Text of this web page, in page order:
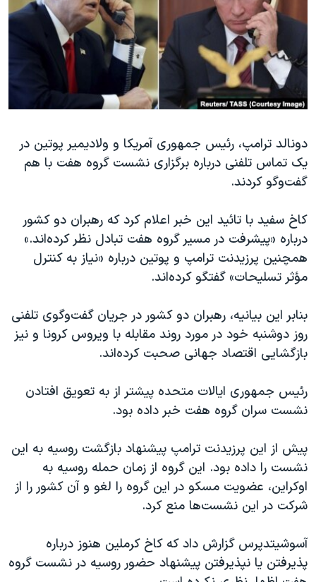
فرهنگ و زندگی
حقوق شهروندی
اقتصادی
علم و فناوری
گالری عکس
آرشیو پخش زنده
مستندها
انتخابات ریاست جمهوری آمریکا ۲۰۲۴
حمله جمهوری اسلامی به اسرائیل
رمز مهسا
اعتراضات زن، زندگی، آزادی
مجموعه مستندهای دادخواهی
تریبونال مردمی آبان ۹۸
دادگاه حمید نوری
چهل سال گروگان‌گیری
قانون شفافیت دارائی کادر رهبری ایران
اسرائیل در جنگ
نرگس محمدی برنده جایزه نوبل صلح
صفحه‌های ویژه
سفر پرزیدنت ترامپ به چین
دنبال کنید
زبانهای مختلف
دونالد ترامپ، رئیس جمهوری آمریکا و ولادیمیر پوتین در
یک تماس تلفنی درباره برگزاری نشست گروه هفت با هم
گفت‌وگو کردند.
کاخ سفید با تائید این خبر اعلام کرد که رهبران دو کشور
درباره «پیشرفت در مسیر گروه هفت تبادل نظر کرده‌اند.»
همچنین پرزیدنت ترامپ و پوتین درباره «نیاز به کنترل
مؤثر تسلیحات» گفتگو کرد‌ه‌اند.
بنابر این بیانیه، رهبران دو کشور در جریان گفت‌وگوی تلفنی
روز دوشنبه خود در مورد روند مقابله با ویروس کرونا و نیز
بازگشایی اقتصاد جهانی صحبت کرده‌اند.
رئیس جمهوری ایالات متحده پیشتر از به تعویق افتادن
نشست سران گروه هفت خبر داده بود.
پیش از این پرزیدنت ترامپ پیشنهاد بازگشت روسیه به این
نشست را داده بود. این گروه از زمان حمله روسیه به
اوکراین، عضویت مسکو در این گروه را لغو و آن کشور را از
شرکت در این نشست‌ها منع کرد.
آسوشیتدپرس گزارش داد که کاخ کرملین هنوز درباره
پذیرفتن یا نپذیرفتن پیشنهاد حضور روسیه در نشست گروه